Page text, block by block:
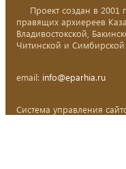
Проект создан в 2001
правящих архиереев
Владивостокской,
Читинской и
email: info@eparhia.ru
Система управления